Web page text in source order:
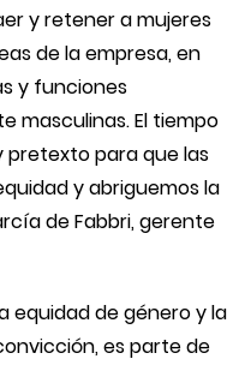
y retener a mujeres
de la empresa, en
y funciones
masculinas. El tiempo
pretexto para que las
y abriguemos la
de Fabbri, gerente
equidad de género y la
es parte de